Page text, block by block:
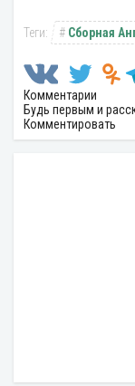
Сборная
Комментарии
Будь первым и
Комментировать